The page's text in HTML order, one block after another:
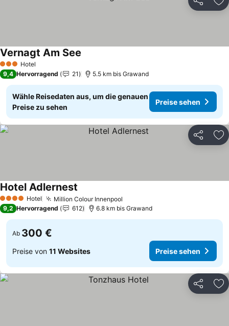
Teilen
3 SterneHotel
Vernagt Am See
9,4 Hervorragend 21 5.5 km bis Grawand
Wähle Reisedaten aus, um die genauen
Preise zu sehen
Preise sehen
Teilen
4 Sterne Hotel Million Colour Innenpool
Hotel Adlernest
9,2 Hervorragend 612 6.8 km bis Grawand
Ab 300 €
Preise von 11 Websites Preise sehen
Teilen